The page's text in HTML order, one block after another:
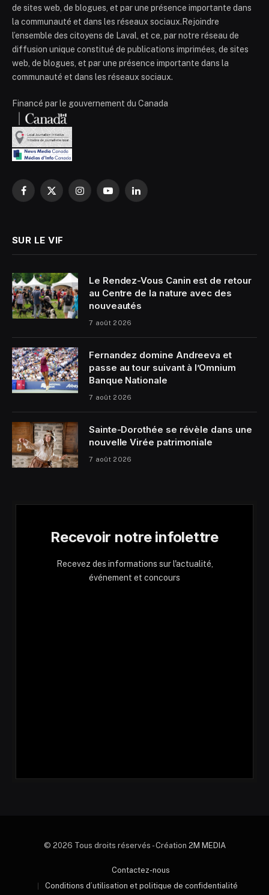
de sites web, de blogues, et par une présence importante dans
la communauté et dans les réseaux sociaux.Rejoindre
l’ensemble des citoyens de Laval, et ce, par notre réseau de
diffusion unique constitué de publications imprimées, de sites
web, de blogues, et par une présence importante dans la
communauté et dans les réseaux sociaux.
Financé par le gouvernement du Canada
Facebook
X
InstagramYouTubeLinkedIn
SUR LE VIF
Le Rendez-Vous Canin est de retour
au Centre de la nature avec des
nouveautés
7 août 2026
Fernandez domine Andreeva et
passe au tour suivant à l’Omnium
Banque Nationale
7 août 2026
Sainte-Dorothée se révèle dans une
nouvelle Virée patrimoniale
7 août 2026
Recevoir notre infolettre
Recevez des informations sur l'actualité,
événement et concours
© 2026 Tous droits réservés - Création 2M MEDIA
Contactez-nous
Conditions d’utilisation et politique de confidentialité